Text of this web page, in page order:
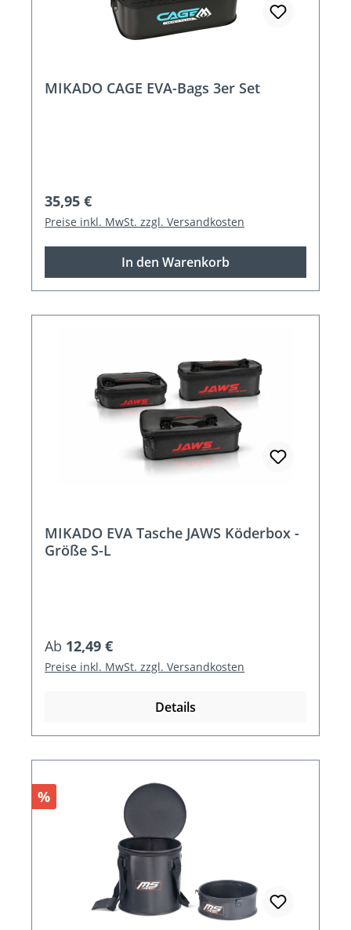
MIKADO CAGE EVA-Bags 3er Set
Regulärer Preis:
35,95 €
Preise inkl. MwSt. zzgl. Versandkosten
In den Warenkorb
MIKADO EVA Tasche JAWS Köderbox -
Größe S-L
Regulärer Preis:
Ab 12,49 €
Preise inkl. MwSt. zzgl. Versandkosten
Details
Rabatt
%